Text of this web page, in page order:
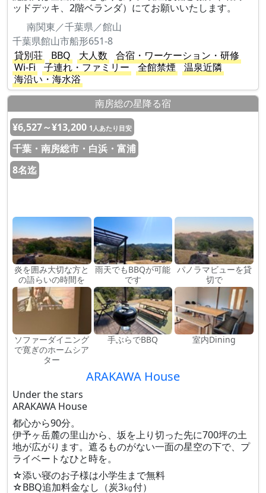
ッドデッキ、2階ベランダ）にてお願いいたします。
南関東／千葉県／館山
千葉県館山市船形651-8
貸別荘
BBQ 大人数
合宿・ワーケーション・研修
Wi-Fi
子連れ・ファミリー 全館禁煙
温泉近隣
海沿い・海水浴
南房総の星降る宿
¥6,527～¥13,200 1人あたり目安
千葉・南房総市・白浜・富浦
8名迄
炎を囲み大切な方と
の語らいの時間を
雨天でもBBQが可能
です
パノラマビューを貸
切で
ソファーダイニング
で寛ぎのホームシア
ター
手ぶらでBBQ 室内Dining
ARAKAWA House
Under the stars
ARAKAWA House
都心から90分。
伊予ヶ岳麓の里山から、坂を上り切った先に700坪の土
地が広がります。遮るものがない一面の星空の下で、プ
ライベートなひと時を。
☆添い寝のお子様は小学生まで無料
☆BBQ追加料金なし（炭3㎏付）